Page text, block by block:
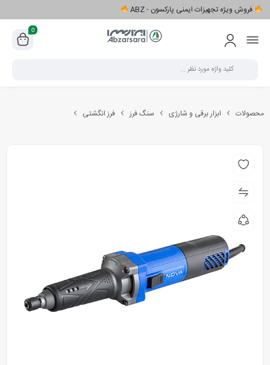
فروش ویژه تجهیزات ایمنی پارکسون - ABZ
0
محصولات ابزار برقی و شارژی سنگ فرز فرز انگشتی